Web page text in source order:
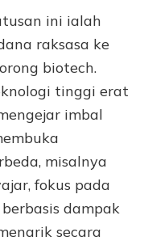
ini ialah
raksasa ke
biotech.
tinggi erat
imbal
misalnya
fokus pada
dampak
secara